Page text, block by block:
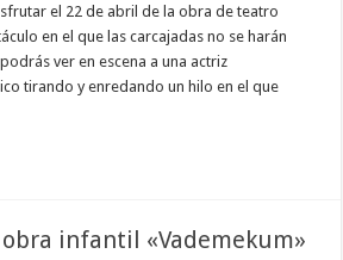
el 22 de abril de la obra de teatro
en el que las carcajadas no se harán
ver en escena a una actriz
tirando y enredando un hilo en el que
infantil «Vademekum»